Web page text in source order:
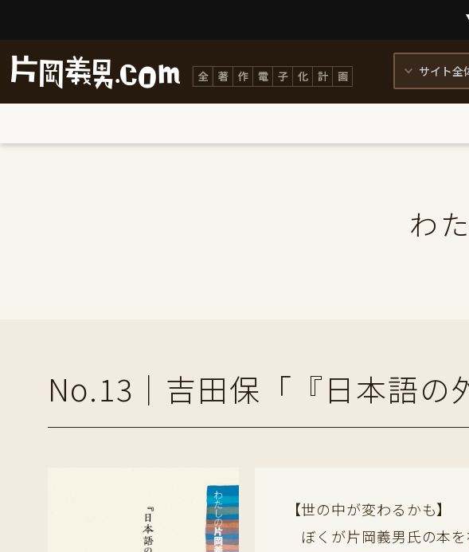
わ
No.13｜吉田保「『日本語の
【世の中が変わるかも】
ぼくが片岡義男氏の本